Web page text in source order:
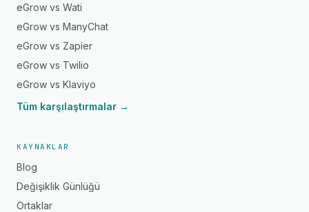
eGrow vs Wati
eGrow vs ManyChat
eGrow vs Zapier
eGrow vs Twilio
eGrow vs Klaviyo
Tüm karşılaştırmalar →
KAYNAKLAR
Blog
Değişiklik Günlüğü
Ortaklar